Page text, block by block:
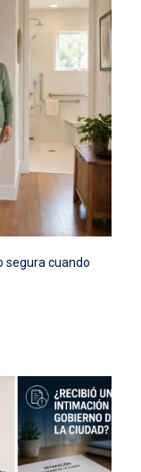
segura cuando